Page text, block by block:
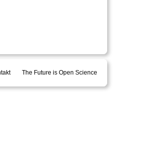
The Future is Open Science